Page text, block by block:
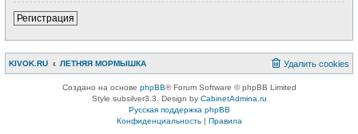
Регистрация
KIVOK.RU ЛЕТНЯЯ МОРМЫШКА Удалить cookies
Создано на основе phpBB® Forum Software © phpBB Limited
Style subsilver3.3. Design by CabinetAdmina.ru
Русская поддержка phpBB
Конфиденциальность| Правила